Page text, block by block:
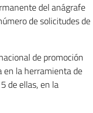
del anágrafe
de solicitudes de
de promoción
en la herramienta de
de ellas, en la